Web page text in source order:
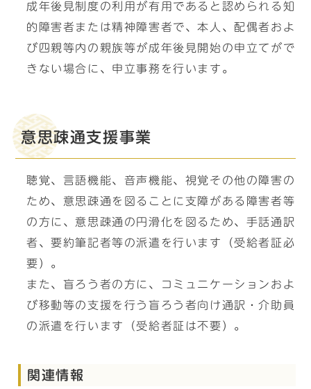
成年後見制度の利用が有用であると認められる知
的障害者または精神障害者で、本人、配偶者およ
び四親等内の親族等が成年後見開始の申立てがで
きない場合に、申立事務を行います。
意思疎通支援事業
聴覚、言語機能、音声機能、視覚その他の障害の
ため、意思疎通を図ることに支障がある障害者等
の方に、意思疎通の円滑化を図るため、手話通訳
者、要約筆記者等の派遣を行います（受給者証必
要）。
また、盲ろう者の方に、コミュニケーションおよ
び移動等の支援を行う盲ろう者向け通訳・介助員
の派遣を行います（受給者証は不要）。
関連情報